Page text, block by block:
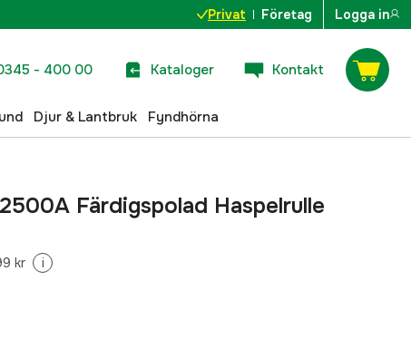
Privat Företag Logga in
- 400 00 Kataloger Kontakt
Djur & Lantbruk Fyndhörna
Färdigspolad Haspelrulle
kr i